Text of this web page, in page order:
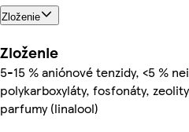
Zloženie
Zloženie
5-15 % aniónové tenzidy, <5 %
polykarboxyláty, fosfonáty,
parfumy (linalool)